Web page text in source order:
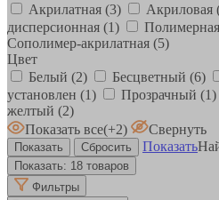
Акрилатная (3) Акриловая
дисперсионная (1)
Сополимер-акрилатная (5)
Цвет
Белый (2) Бесцветный (6)
установлен (1) Прозрачный (1)
желтый (2)
Показать все(+2)
Свернуть
Показать
Показать: 18 товаров
Фильтры